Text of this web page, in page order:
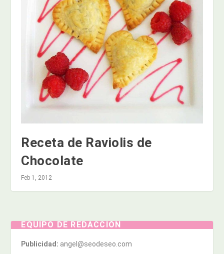
Receta de Raviolis de
Chocolate
Feb 1, 2012
EQUIPO DE REDACCIÓN
Publicidad: angel@seodeseo.com